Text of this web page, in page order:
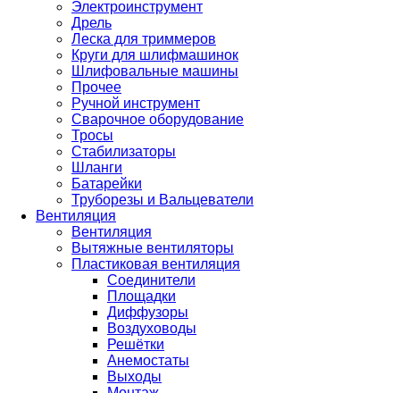
Электроинструмент
Дрель
Леска для триммеров
Круги для шлифмашинок
Шлифовальные машины
Прочее
Ручной инструмент
Сварочное оборудование
Тросы
Стабилизаторы
Шланги
Батарейки
Труборезы и Вальцеватели
Вентиляция
Вентиляция
Вытяжные вентиляторы
Пластиковая вентиляция
Соединители
Площадки
Диффузоры
Воздуховоды
Решётки
Анемостаты
Выходы